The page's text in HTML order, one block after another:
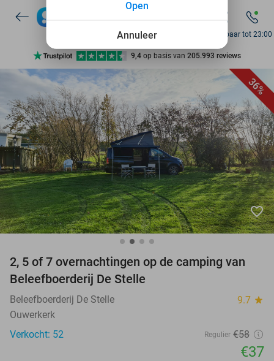
7 dagen per week beschikbaar
10+ miljoen leden
9,4 op basis van 205.993 reviews
Ontdek 15.000+ deals
7 dagen per week beschikbaar
10+ miljoen leden
Bereikbaar tot 23:00
36%
favorite_border
2, 5 of 7 overnachtingen op de camping van
Beleefboerderij De Stelle
Beleefboerderij De Stelle 9.7 star
Ouwerkerk
Verkocht: 52
Regulier €58
€37
Annuleer
Open